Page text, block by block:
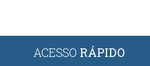
ACESSO RÁPIDO